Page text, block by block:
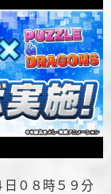
日０８時５９分